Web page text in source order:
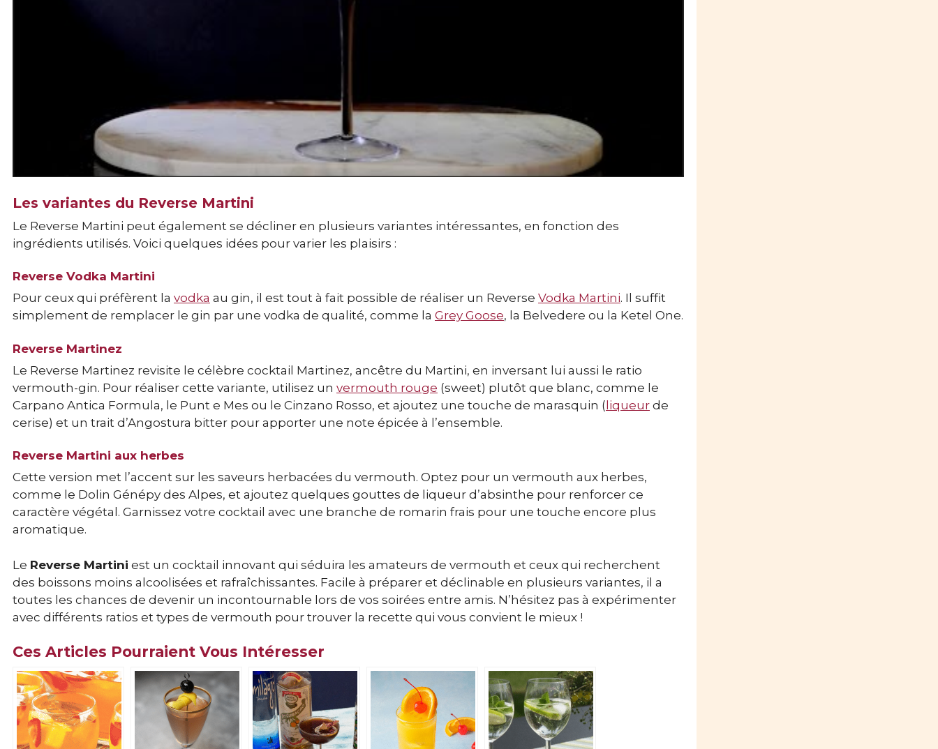
Les variantes du Reverse Martini
Le Reverse Martini peut également se décliner en plusieurs variantes intéressantes, en fonction des
ingrédients utilisés. Voici quelques idées pour varier les plaisirs :
Reverse Vodka Martini
Pour ceux qui préfèrent la vodka au gin, il est tout à fait possible de réaliser un Reverse Vodka Martini. Il suffit
simplement de remplacer le gin par une vodka de qualité, comme la Grey Goose, la Belvedere ou la Ketel One.
Reverse Martinez
Le Reverse Martinez revisite le célèbre cocktail Martinez, ancêtre du Martini, en inversant lui aussi le ratio
vermouth-gin. Pour réaliser cette variante, utilisez un vermouth rouge (sweet) plutôt que blanc, comme le
Carpano Antica Formula, le Punt e Mes ou le Cinzano Rosso, et ajoutez une touche de marasquin (liqueur de
cerise) et un trait d’Angostura bitter pour apporter une note épicée à l’ensemble.
Reverse Martini aux herbes
Cette version met l’accent sur les saveurs herbacées du vermouth. Optez pour un vermouth aux herbes,
comme le Dolin Génépy des Alpes, et ajoutez quelques gouttes de liqueur d’absinthe pour renforcer ce
caractère végétal. Garnissez votre cocktail avec une branche de romarin frais pour une touche encore plus
aromatique.
Le Reverse Martini est un cocktail innovant qui séduira les amateurs de vermouth et ceux qui recherchent
des boissons moins alcoolisées et rafraîchissantes. Facile à préparer et déclinable en plusieurs variantes, il a
toutes les chances de devenir un incontournable lors de vos soirées entre amis. N’hésitez pas à expérimenter
avec différents ratios et types de vermouth pour trouver la recette qui vous convient le mieux !
Ces Articles Pourraient Vous Intéresser